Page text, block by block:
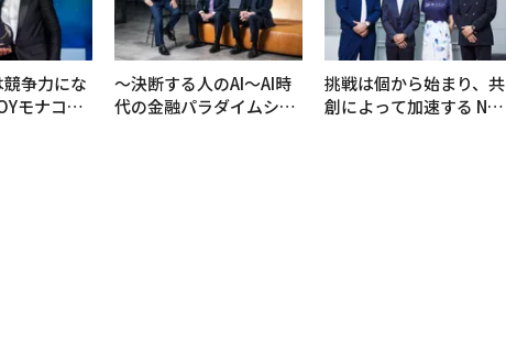
競争力にな
モナコで
〜決断する人のAI〜AI時
代の金融パラダイムシフ
挑戦は個から始まり、共
創によって加速する NOR